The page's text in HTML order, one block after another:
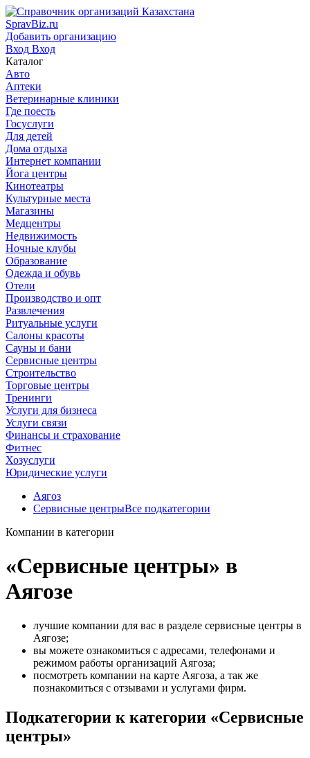
SpravBiz.ru
Добавить организацию
Вход Вход
Каталог
Авто
Аптеки
Ветеринарные клиники
Где поесть
Госуслуги
Для детей
Дома отдыха
Интернет компании
Йога центры
Кинотеатры
Культурные места
Магазины
Медцентры
Недвижимость
Ночные клубы
Образование
Одежда и обувь
Отели
Производство и опт
Развлечения
Ритуальные услуги
Салоны красоты
Сауны и бани
Сервисные центры
Строительство
Торговые центры
Тренинги
Услуги для бизнеса
Услуги связи
Финансы и страхование
Фитнес
Хозуслуги
Юридические услуги
Аягоз
Сервисные центрыВсе подкатегории
Компании в категории
«Сервисные центры» в
Аягозе
лучшие компании для вас в разделе сервисные центры в
Аягозе;
вы можете ознакомиться с адресами, телефонами и
режимом работы организаций Аягоза;
посмотреть компании на карте Аягоза, а так же
познакомиться с отзывами и услугами фирм.
Подкатегории к категории «Сервисные
центры»